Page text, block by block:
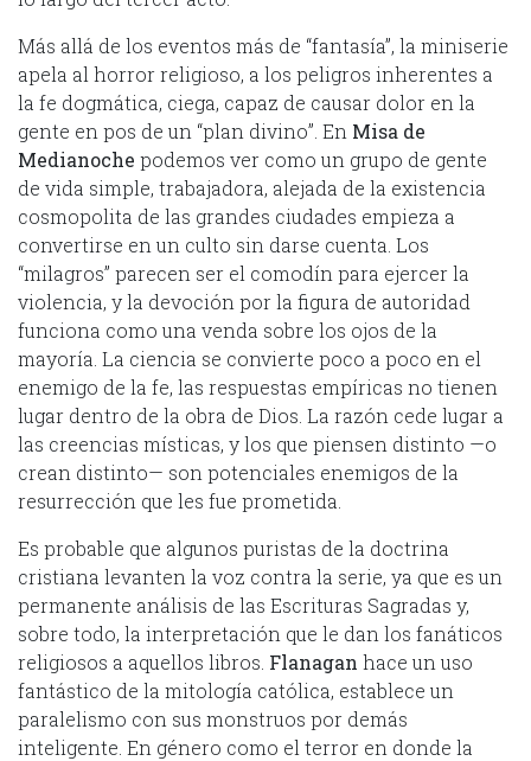
Más allá de los eventos más de “fantasía”, la miniserie
apela al horror religioso, a los peligros inherentes a
la fe dogmática, ciega, capaz de causar dolor en la
gente en pos de un “plan divino”. En Misa de
Medianoche podemos ver como un grupo de gente
de vida simple, trabajadora, alejada de la existencia
cosmopolita de las grandes ciudades empieza a
convertirse en un culto sin darse cuenta. Los
“milagros” parecen ser el comodín para ejercer la
violencia, y la devoción por la figura de autoridad
funciona como una venda sobre los ojos de la
mayoría. La ciencia se convierte poco a poco en el
enemigo de la fe, las respuestas empíricas no tienen
lugar dentro de la obra de Dios. La razón cede lugar a
las creencias místicas, y los que piensen distinto —o
crean distinto— son potenciales enemigos de la
resurrección que les fue prometida.
Es probable que algunos puristas de la doctrina
cristiana levanten la voz contra la serie, ya que es un
permanente análisis de las Escrituras Sagradas y,
sobre todo, la interpretación que le dan los fanáticos
religiosos a aquellos libros. Flanagan hace un uso
fantástico de la mitología católica, establece un
paralelismo con sus monstruos por demás
inteligente. En género como el terror en donde la